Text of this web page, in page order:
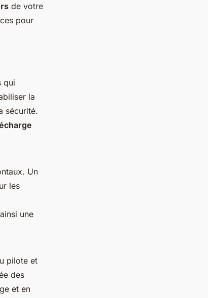
de votre
pour
qui
la
sécurité.
Un
les
une
pilote et
des
et en